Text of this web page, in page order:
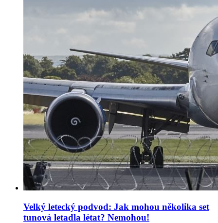
Velký letecký podvod: Jak mohou několika set
tunová letadla létat? Nemohou!